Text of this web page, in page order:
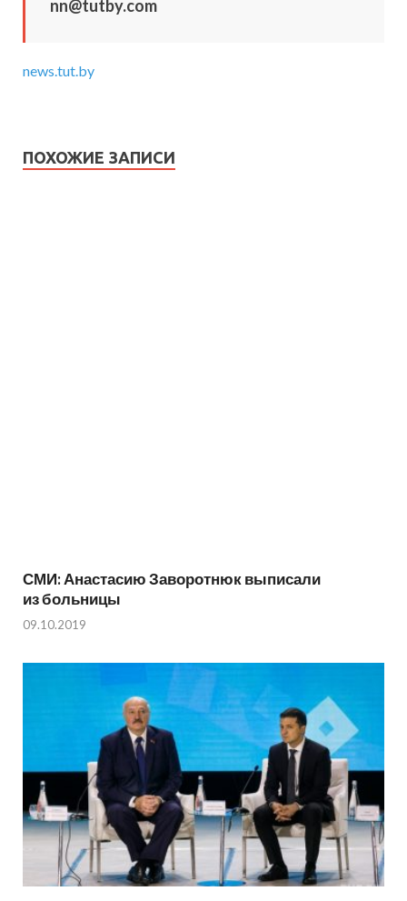
nn@tutby.com
news.tut.by
ПОХОЖИЕ ЗАПИСИ
СМИ: Анастасию Заворотнюк выписали
из больницы
09.10.2019